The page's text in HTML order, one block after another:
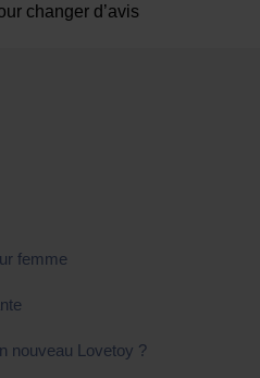
changer d’avis
femme
nouveau Lovetoy ?